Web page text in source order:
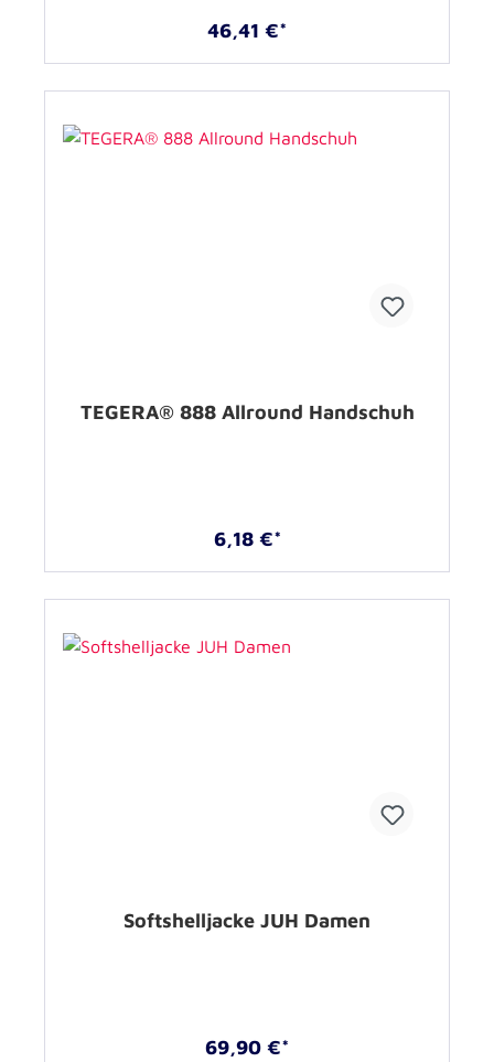
46,41 €*
TEGERA® 888 Allround Handschuh
6,18 €*
Softshelljacke JUH Damen
69,90 €*